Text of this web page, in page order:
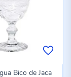
Bico de Jaca